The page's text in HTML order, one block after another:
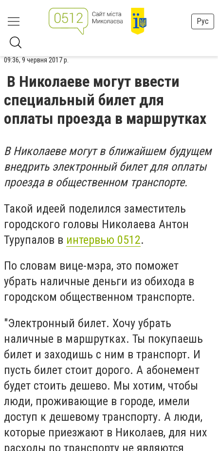
Рус
09:36, 9 червня 2017 р.
В Николаеве могут ввести
специальный билет для
оплаты проезда в маршрутках
В Николаеве могут в ближайшем будущем
внедрить электронный билет для оплаты
проезда в общественном транспорте.
Такой идеей поделился заместитель
городского головы Николаева Антон
Турупалов в интервью 0512.
По словам вице-мэра, это поможет
убрать наличные деньги из обихода в
городском общественном транспорте.
"Электронный билет. Хочу убрать
наличные в маршрутках. Ты покупаешь
билет и заходишь с ним в транспорт. И
пусть билет стоит дорого. А абонемент
будет стоить дешево. Мы хотим, чтобы
люди, проживающие в городе, имели
доступ к дешевому транспорту. А люди,
которые приезжают в Николаев, для них
расходы по транспорту не являются